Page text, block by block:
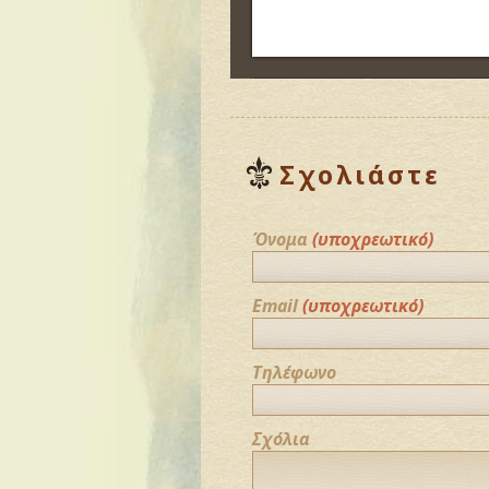
Σχολιάστε
Όνομα (υποχρεωτικό)
Email(υποχρεωτικό)
Τηλέφωνο
Σχόλια